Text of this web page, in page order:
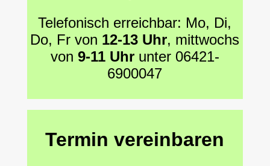
Telefonisch erreichbar: Mo, Di,
Do, Fr von 12-13 Uhr, mittwochs
von 9-11 Uhrunter 06421-
6900047
Termin vereinbaren